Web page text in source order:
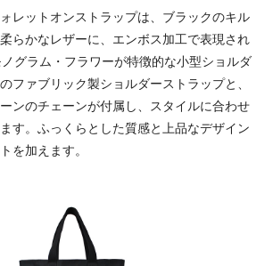
レットオンストラップは、ブラックのキル
らかなレザーに、エンボス加工で表現され
グラム・フラワーが特徴的な小型ショルダ
ファブリック製ショルダーストラップと、
ンのチェーンが付属し、スタイルに合わせ
す。ふっくらとした質感と上品なデザイン
を加えます。